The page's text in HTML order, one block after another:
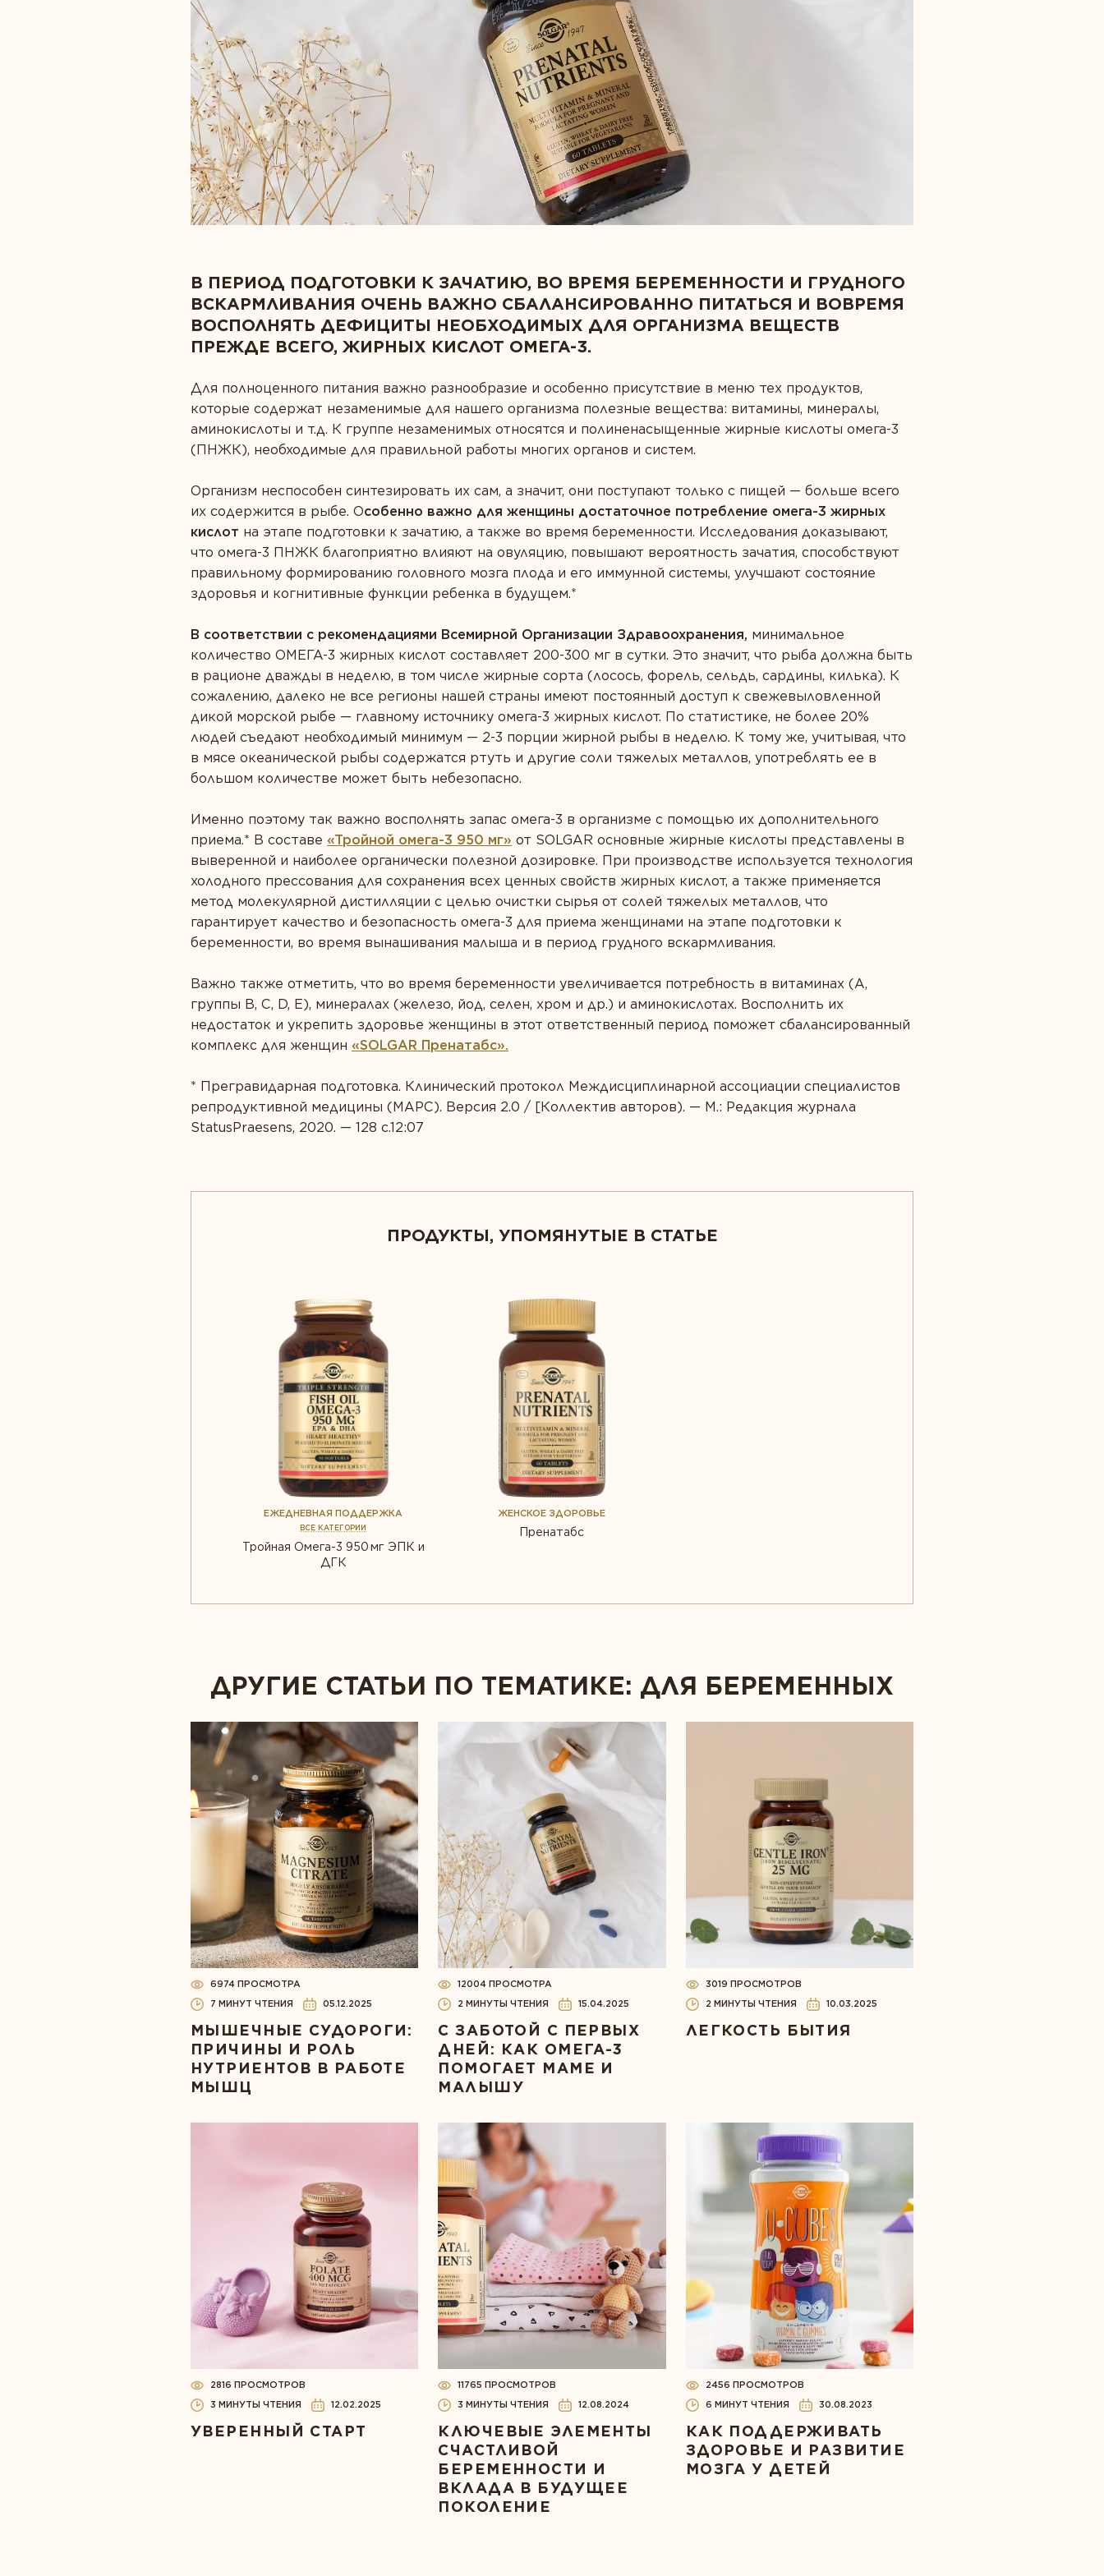
Спорт и фитнес
Пробиотики
В ПЕРИОД ПОДГОТОВКИ К ЗАЧАТИЮ, ВО ВРЕМЯ БЕРЕМЕННОСТИ И ГРУДНОГО
ВСКАРМЛИВАНИЯ ОЧЕНЬ ВАЖНО СБАЛАНСИРОВАННО ПИТАТЬСЯ И ВОВРЕМЯ
ВОСПОЛНЯТЬ ДЕФИЦИТЫ НЕОБХОДИМЫХ ДЛЯ ОРГАНИЗМА ВЕЩЕСТВ
ПРЕЖДЕ ВСЕГО, ЖИРНЫХ КИСЛОТ ОМЕГА-3.
Для полноценного питания важно разнообразие и особенно присутствие в меню тех продуктов,
которые содержат незаменимые для нашего организма полезные вещества: витамины, минералы,
аминокислоты и т.д. К группе незаменимых относятся и полиненасыщенные жирные кислоты омега-3
(ПНЖК), необходимые для правильной работы многих органов и систем.
Организм неспособен синтезировать их сам, а значит, они поступают только с пищей — больше всего
их содержится в рыбе. Особенно важно для женщины достаточное потребление омега-3 жирных
кислот на этапе подготовки к зачатию, а также во время беременности. Исследования доказывают,
что омега-3 ПНЖК благоприятно влияют на овуляцию, повышают вероятность зачатия, способствуют
правильному формированию головного мозга плода и его иммунной системы, улучшают состояние
здоровья и когнитивные функции ребенка в будущем.*
В соответствии с рекомендациями Всемирной Организации Здравоохранения, минимальное
количество ОМЕГА-3 жирных кислот составляет 200-300 мг в сутки. Это значит, что рыба должна быть
в рационе дважды в неделю, в том числе жирные сорта (лосось, форель, сельдь, сардины, килька). К
сожалению, далеко не все регионы нашей страны имеют постоянный доступ к свежевыловленной
дикой морской рыбе — главному источнику омега-3 жирных кислот. По статистике, не более 20%
людей съедают необходимый минимум — 2-3 порции жирной рыбы в неделю. К тому же, учитывая, что
в мясе океанической рыбы содержатся ртуть и другие соли тяжелых металлов, употреблять ее в
большом количестве может быть небезопасно.
Именно поэтому так важно восполнять запас омега-3 в организме с помощью их дополнительного
приема.* В составе «Тройной омега-3 950 мг» от SOLGAR основные жирные кислоты представлены в
выверенной и наиболее органически полезной дозировке. При производстве используется технология
холодного прессования для сохранения всех ценных свойств жирных кислот, а также применяется
метод молекулярной дистилляции с целью очистки сырья от солей тяжелых металлов, что
гарантирует качество и безопасность омега-3 для приема женщинами на этапе подготовки к
беременности, во время вынашивания малыша и в период грудного вскармливания.
Важно также отметить, что во время беременности увеличивается потребность в витаминах (A,
группы B, C, D, Е), минералах (железо, йод, селен, хром и др.) и аминокислотах. Восполнить их
недостаток и укрепить здоровье женщины в этот ответственный период поможет сбалансированный
комплекс для женщин «SOLGAR Пренатабс».
* Прегравидарная подготовка. Клинический протокол Междисциплинарной ассоциации специалистов
репродуктивной медицины (МАРС). Версия 2.0 / [Коллектив авторов). — М.: Редакция журнала
StatusPraesens, 2020. — 128 с.12:07
ПРОДУКТЫ, УПОМЯНУТЫЕ В СТАТЬЕ
ЕЖЕДНЕВНАЯ ПОДДЕРЖКА
ВСЕ КАТЕГОРИИ
Тройная Омега-3 950 мг ЭПК и
ДГК
ЖЕНСКОЕ ЗДОРОВЬЕ
Пренатабс
ДРУГИЕ СТАТЬИ ПО ТЕМАТИКЕ: ДЛЯ БЕРЕМЕННЫХ
6974 ПРОСМОТРА
7 МИНУТ ЧТЕНИЯ
05.12.2025
МЫШЕЧНЫЕ СУДОРОГИ:
ПРИЧИНЫ И РОЛЬ
НУТРИЕНТОВ В РАБОТЕ
МЫШЦ
12004 ПРОСМОТРА
2 МИНУТЫ ЧТЕНИЯ
15.04.2025
С ЗАБОТОЙ С ПЕРВЫХ
ДНЕЙ: КАК ОМЕГА-3
ПОМОГАЕТ МАМЕ И
МАЛЫШУ
3019 ПРОСМОТРОВ
2 МИНУТЫ ЧТЕНИЯ
10.03.2025
ЛЕГКОСТЬ БЫТИЯ
2816 ПРОСМОТРОВ
3 МИНУТЫ ЧТЕНИЯ
12.02.2025
УВЕРЕННЫЙ СТАРТ
11765 ПРОСМОТРОВ
3 МИНУТЫ ЧТЕНИЯ
12.08.2024
КЛЮЧЕВЫЕ ЭЛЕМЕНТЫ
СЧАСТЛИВОЙ
БЕРЕМЕННОСТИ И
ВКЛАДА В БУДУЩЕЕ
ПОКОЛЕНИЕ
2456 ПРОСМОТРОВ
6 МИНУТ ЧТЕНИЯ
30.08.2023
КАК ПОДДЕРЖИВАТЬ
ЗДОРОВЬЕ И РАЗВИТИЕ
МОЗГА У ДЕТЕЙ